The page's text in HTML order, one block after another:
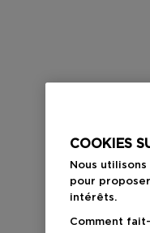
COOKIES
Nous
pour
intérêts.
Comment